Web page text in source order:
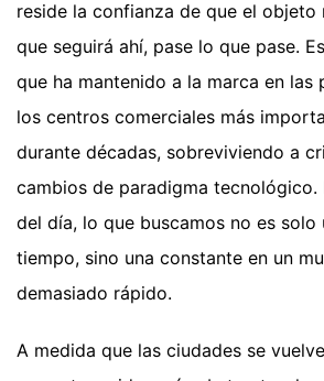
reside la confianza de que el objeto
que seguirá ahí, pase lo que pase.
que ha mantenido a la marca en las
los centros comerciales más
durante décadas, sobreviviendo a
cambios de paradigma tecnológico.
del día, lo que buscamos no es solo
tiempo, sino una constante en un
demasiado rápido.
A medida que las ciudades se